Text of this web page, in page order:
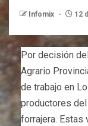
Infomix 12
Por decisión
Agrario
de trabajo en
productores
forrajera. Estas